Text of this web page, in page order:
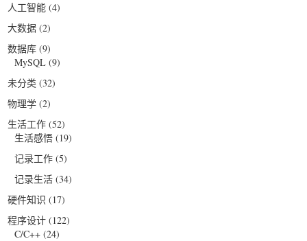
人工智能 (4)
大数据 (2)
数据库 (9)
MySQL (9)
未分类 (32)
物理学 (2)
生活工作 (52)
生活感悟 (19)
记录工作 (5)
记录生活 (34)
硬件知识 (17)
程序设计 (122)
C/C++ (24)